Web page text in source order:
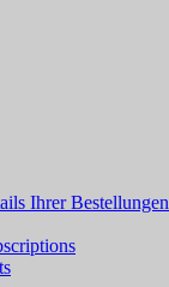
Ihrer Bestellungen